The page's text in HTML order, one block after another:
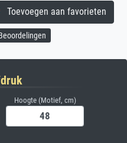
Toevoegen aan favorieten
Hoogte (Motief, cm)